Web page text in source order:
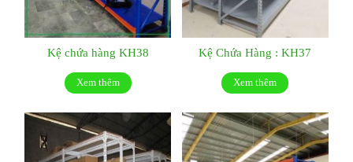
Kệ chứa hàng KH38
Xem thêm
Kệ Chứa Hàng : KH37
Xem thêm